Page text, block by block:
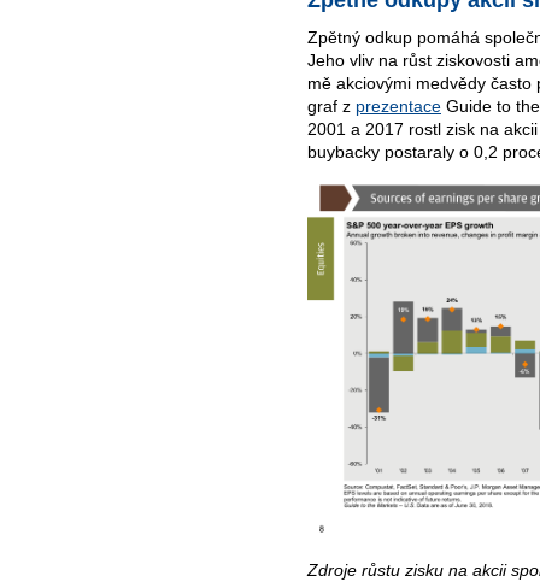
Zpětný odkup pomáhá
Jeho vliv na růst ziskovosti
mě akciovými medvědy
graf z prezentace Guide to
2001 a 2017 rostl zisk na
buybacky postaraly o 0,2
Zdroje růstu zisku na akcii